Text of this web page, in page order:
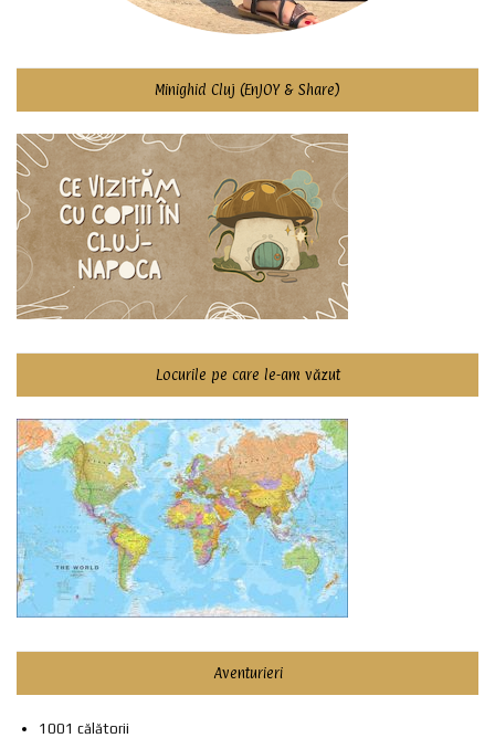
Minighid Cluj (EnJOY & Share)
Locurile pe care le-am văzut
Aventurieri
1001 călătorii